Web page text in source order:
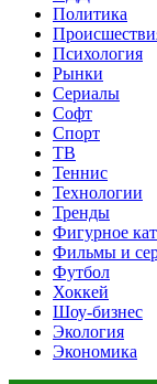
Политика
Психология
Рынки
Сериалы
Софт
Спорт
ТВ
Теннис
Технологии
Тренды
Фигурное
Фильмы и
Футбол
Хоккей
Шоу-бизнес
Экология
Экономика